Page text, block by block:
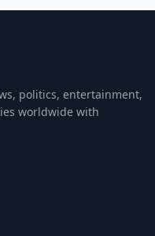
politics, entertainment,
worldwide with